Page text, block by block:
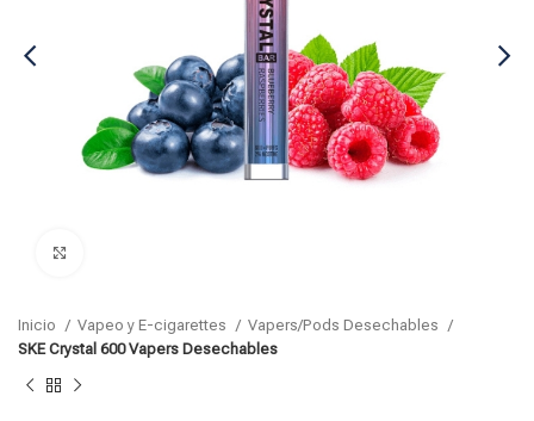
Inicio Vapeo y E-cigarettes
Vapers/Pods Desechables
SKE Crystal 600 Vapers Desechables